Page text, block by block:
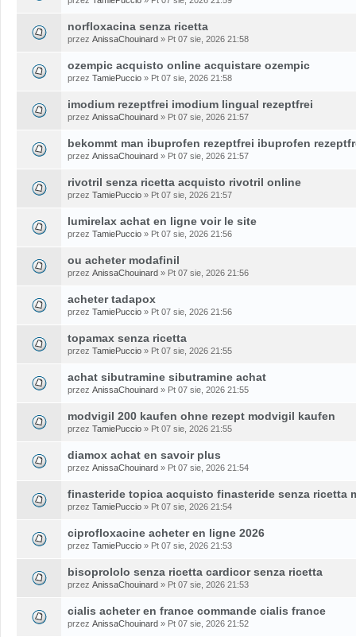
norfloxacina senza ricetta
przez AnissaChouinard » Pt 07 sie, 2026 21:58
ozempic acquisto online acquistare ozempic
przez TamiePuccio » Pt 07 sie, 2026 21:58
imodium rezeptfrei imodium lingual rezeptfrei
przez AnissaChouinard » Pt 07 sie, 2026 21:57
bekommt man ibuprofen rezeptfrei ibuprofen
przez AnissaChouinard » Pt 07 sie, 2026 21:57
rivotril senza ricetta acquisto rivotril online
przez TamiePuccio » Pt 07 sie, 2026 21:57
lumirelax achat en ligne voir le site
przez TamiePuccio » Pt 07 sie, 2026 21:56
ou acheter modafinil
przez AnissaChouinard » Pt 07 sie, 2026 21:56
acheter tadapox
przez TamiePuccio » Pt 07 sie, 2026 21:56
topamax senza ricetta
przez TamiePuccio » Pt 07 sie, 2026 21:55
achat sibutramine sibutramine achat
przez AnissaChouinard » Pt 07 sie, 2026 21:55
modvigil 200 kaufen ohne rezept modvigil kaufen
przez TamiePuccio » Pt 07 sie, 2026 21:55
diamox achat en savoir plus
przez AnissaChouinard » Pt 07 sie, 2026 21:54
finasteride topica acquisto finasteride senza ricetta
przez TamiePuccio » Pt 07 sie, 2026 21:54
ciprofloxacine acheter en ligne 2026
przez TamiePuccio » Pt 07 sie, 2026 21:53
bisoprololo senza ricetta cardicor senza ricetta
przez AnissaChouinard » Pt 07 sie, 2026 21:53
cialis acheter en france commande cialis france
przez AnissaChouinard » Pt 07 sie, 2026 21:52